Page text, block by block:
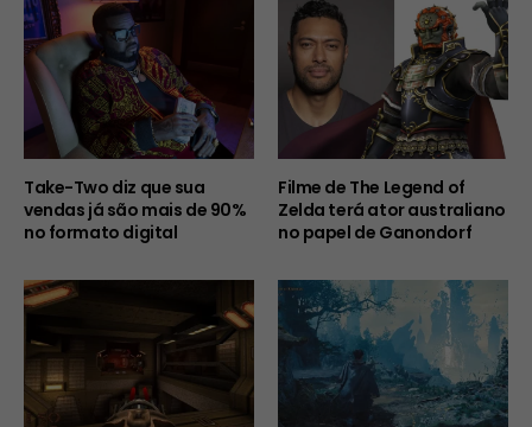
Take-Two diz que sua
vendas já são mais de 90%
no formato digital
Filme de The Legend of
Zelda terá ator australiano
no papel de Ganondorf